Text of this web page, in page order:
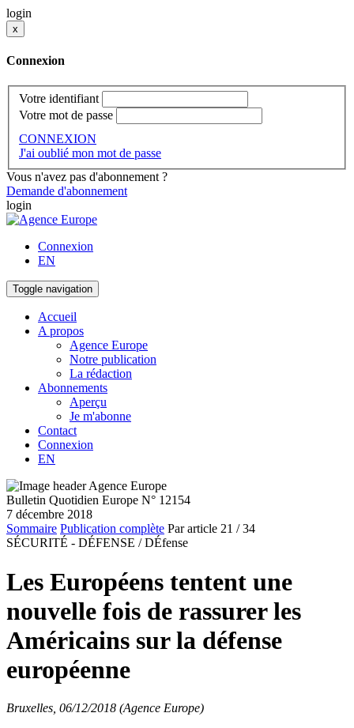
login
x
Connexion
Votre identifiant
Votre mot de passe
CONNEXION
J'ai oublié mon mot de passe
Vous n'avez pas d'abonnement ?
Demande d'abonnement
login
Connexion
EN
Toggle navigation
Accueil
A propos
Agence Europe
Notre publication
La rédaction
Abonnements
Aperçu
Je m'abonne
Contact
Connexion
EN
Bulletin Quotidien Europe N° 12154
7 décembre 2018
Sommaire Publication complète Par article 21 / 34
SÉCURITÉ - DÉFENSE / DÉfense
Les Européens tentent une
nouvelle fois de rassurer les
Américains sur la défense
européenne
Bruxelles, 06/12/2018 (Agence Europe)